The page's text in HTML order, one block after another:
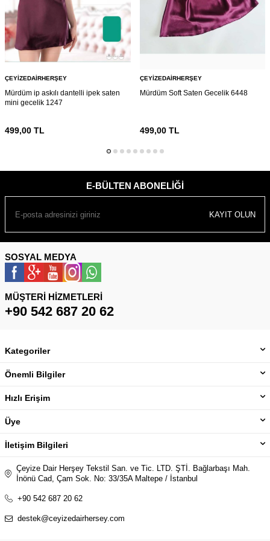
ÇEYIZEDAIRHERŞEY
Mürdüm ip askılı dantelli ipek saten
mini gecelik 1247
499,00 TL
ÇEYIZEDAIRHERŞEY
Mürdüm Soft Saten Gecelik 6448
499,00TL
E-BÜLTEN ABONELIĞI
KAYIT OLUN
SOSYAL MEDYA
MÜŞTERI HIZMETLERI
+90 542 687 20 62
Kategoriler
Önemli Bilgiler
Hızlı Erişim
Üye
İletişim Bilgileri
Çeyize Dair Herşey Tekstil San. ve Tic. LTD. ŞTİ. Bağlarbaşı Mah.
İnönü Cad, Çam Sok. No: 33/35A Maltepe / İstanbul
+90 542 687 20 62
destek@ceyizedairhersey.com